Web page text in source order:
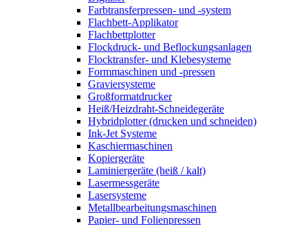
Farbtransferpressen- und -system
Flachbett-Applikator
Flachbettplotter
Flockdruck- und Beflockungsanlagen
Flocktransfer- und Klebesysteme
Formmaschinen und -pressen
Graviersysteme
Großformatdrucker
Heiß/Heizdraht-Schneidegeräte
Hybridplotter (drucken und schneiden)
Ink-Jet Systeme
Kaschiermaschinen
Kopiergeräte
Laminiergeräte (heiß / kalt)
Lasermessgeräte
Lasersysteme
Metallbearbeitungsmaschinen
Papier- und Folienpressen